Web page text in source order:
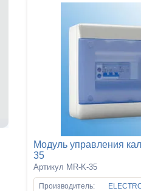
Модуль управления
35
Артикул MR-K-35
Производитель: